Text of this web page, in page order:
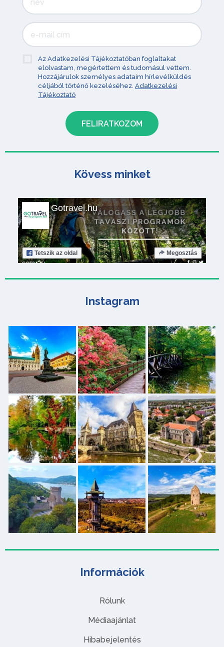
Információk
Rólunk
Médiaajánlat
Hibabejelentés
Az Adatkezelési Tájékoztatóban foglaltakat
elolvastam, megértettem és tudomásul vettem.
Hozzájárulok személyes adataim hírlevélküldés
céljából történő kezeléséhez. Adatkezelési
Tájékoztató
Kövess minket
Gotravel.hu
Tetszik az oldal Megosztás
Instagram